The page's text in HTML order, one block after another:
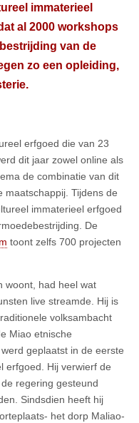
immaterieel
al 2000 workshops
van de
zo een opleiding,
erfgoed die van 23
dit jaar zowel online als
de combinatie van dit
maatschappij. Tijdens de
immaterieel erfgoed
De
toont zelfs 700 projecten
woont, had heel wat
live streamde. Hij is
volksambacht
Miao etnische
geplaatst in de eerste
erfgoed. Hij verwierf de
regering gesteund
Sindsdien heeft hij
het dorp Maliao-